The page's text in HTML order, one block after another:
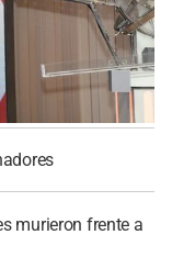
murieron frente a